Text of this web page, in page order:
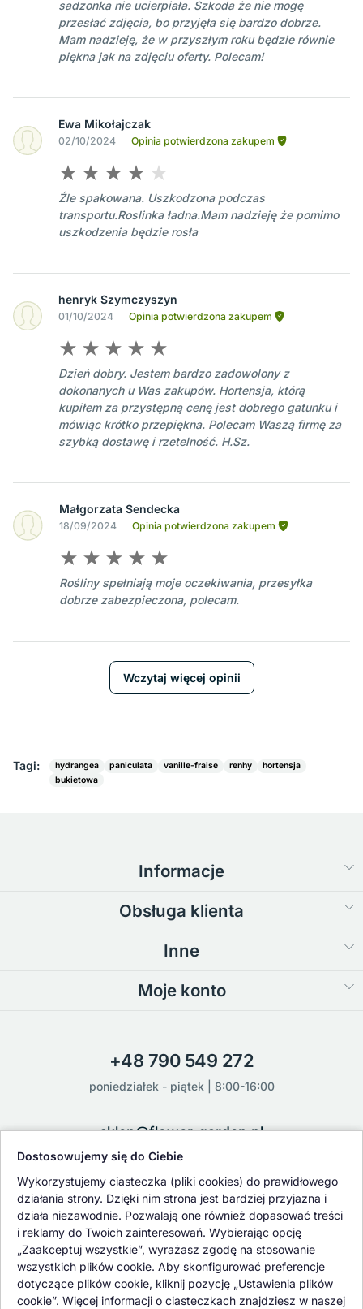
sadzonka nie ucierpiała. Szkoda że nie mogę
przesłać zdjęcia, bo przyjęła się bardzo dobrze.
Mam nadzieję, że w przyszłym roku będzie równie
piękna jak na zdjęciu oferty. Polecam!
Ewa Mikołajczak
02/10/2024 Opinia potwierdzona zakupem
Źle spakowana. Uszkodzona podczas
transportu.Roslinka ładna.Mam nadzieję że pomimo
uszkodzenia będzie rosła
henryk Szymczyszyn
01/10/2024 Opinia potwierdzona zakupem
Dzień dobry. Jestem bardzo zadowolony z
dokonanych u Was zakupów. Hortensja, którą
kupiłem za przystępną cenę jest dobrego gatunku i
mówiąc krótko przepiękna. Polecam Waszą firmę za
szybką dostawę i rzetelność. H.Sz.
Małgorzata Sendecka
18/09/2024 Opinia potwierdzona zakupem
Rośliny spełniają moje oczekiwania, przesyłka
dobrze zabezpieczona, polecam.
Wczytaj więcej opinii
Tagi: hydrangea paniculata vanille-fraise renhy
hortensja
bukietowa
Informacje
Obsługa klienta
Inne
Moje konto
+48 790 549 272
poniedziałek - piątek | 8:00-16:00
sklep@flower-garden.pl
Oferowane przez nas rośliny i nasiona podlegają regularnej ścisłej
kontroli jakości oraz kontroli zdrowotnej przeprowadzanej przez
wykwalifikowane osoby z Państwowej Inspekcji Ochrony Roślin i
Nasiennictwa.
Dostosowujemy się do Ciebie
Wykorzystujemy ciasteczka (pliki cookies) do prawidłowego
działania strony. Dzięki nim strona jest bardziej przyjazna i
działa niezawodnie. Pozwalają one również dopasować treści
i reklamy do Twoich zainteresowań. Wybierając opcję
„Zaakceptuj wszystkie”, wyrażasz zgodę na stosowanie
wszystkich plików cookie. Aby skonfigurować preferencje
dotyczące plików cookie, kliknij pozycję „Ustawienia plików
cookie”. Więcej informacji o ciasteczkach znajdziesz w naszej